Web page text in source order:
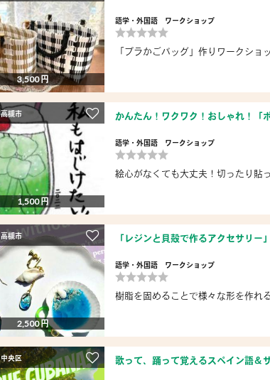
3,500 円
語学・外国語 ワークショップ
「プラかごバッグ」作りワーク
槻市
1,500 円
かんたん！ワクワク！おしゃれ！「
語学・外国語 ワークショップ
絵心がなくても大丈夫！切ったり貼
槻市
2,500 円
「レジンと貝殻で作るアクセサリー
語学・外国語 ワークショップ
樹脂を固めることで様々な形を作れ
央区 歌って、踊って覚えるスペイン語＆